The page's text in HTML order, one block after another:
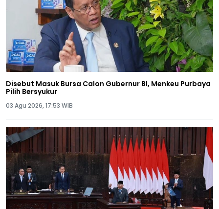
Disebut Masuk Bursa Calon Gubernur BI, Menkeu Purbaya
Pilih Bersyukur
03 Agu 2026, 17:53 WIB